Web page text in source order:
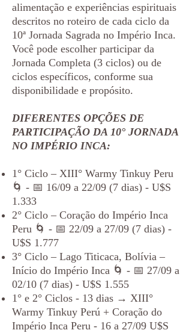
alimentação e experiências espirituais
descritos no roteiro de cada ciclo da
10ª Jornada Sagrada no Império Inca.
Você pode escolher participar da
Jornada Completa (3 ciclos) ou de
ciclos específicos, conforme sua
disponibilidade e propósito.
DIFERENTES OPÇÕES DE
PARTICIPAÇÃO DA 10° JORNADA
NO IMPÉRIO INCA:
1° Ciclo – XIII° Warmy Tinkuy Peru
🌀 - 📅 16/09 a 22/09 (7 dias) - U$S
1.333
2° Ciclo – Coração do Império Inca
Peru 🌀 - 📅 22/09 a 27/09 (7 dias) -
U$S 1.777
3° Ciclo – Lago Titicaca, Bolívia –
Início do Império Inca 🌀 - 📅 27/09 a
02/10 (7 dias) - U$S 1.555
1° e 2° Ciclos - 13 dias → XIII°
Warmy Tinkuy Perú + Coração do
Império Inca Peru - 16 a 27/09 U$S